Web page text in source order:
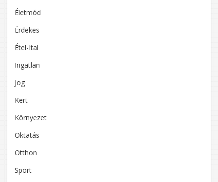
Életmód
Érdekes
Étel-Ital
Ingatlan
Jog
Kert
Környezet
Oktatás
Otthon
Sport